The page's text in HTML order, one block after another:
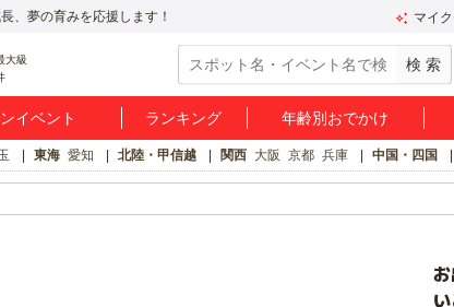
、夢の育みを応援します！ マイ
イベント ランキング 年齢別おでかけ
東海 愛知 北陸・甲信越 関西 大阪 京都 兵庫 中国・四国